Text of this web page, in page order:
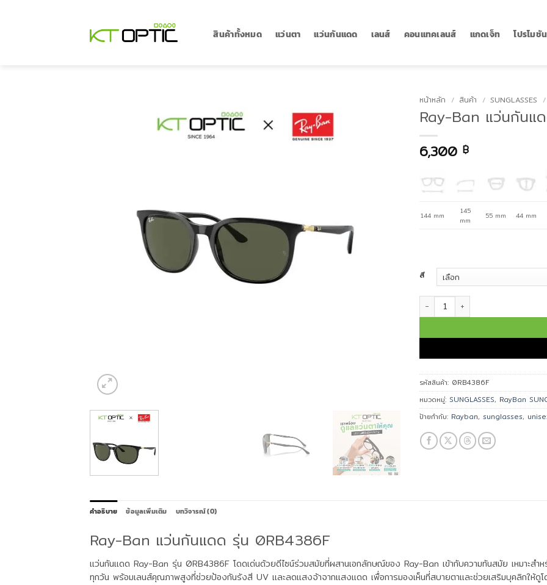
สินค้าทั้งหมด แว่นตา แว่นกันแดด เลนส์ คอนแทคเลนส์ แกดเจ็ท โปรโมชัน
หน้าหลัก / สินค้า / SUNGLASSES /
Ray-Ban แว่นกันแ
6,300 ฿
144 mm
145
mm
55 mm 44 mm
สี
จำนวน Ray-Ban แว่นกันแดด รุ่น
รหัสสินค้า: 0RB4386F
หมวดหมู่: SUNGLASSES, RayBan
ป้ายกำกับ: Rayban, sunglasses,
คำอธิบาย ข้อมูลเพิ่มเติม บทวิจารณ์ (0)
Ray-Ban แว่นกันแดด รุ่น 0RB4386F
แว่นกันแดด Ray-Ban รุ่น 0RB4386F โดดเด่นด้วยดีไซน์ร่วมสมัยที่ผสานเอกลักษณ์ของ Ray-Ban เข้ากับความทันสมัย เหมาะสำ
ทุกวัน พร้อมเลนส์คุณภาพสูงที่ช่วยป้องกันรังสี UV และลดแสงจ้าจากแสงแดด เพื่อการมองเห็นที่สบายตาและช่วยเสริมบุคลิกให้ดูโ